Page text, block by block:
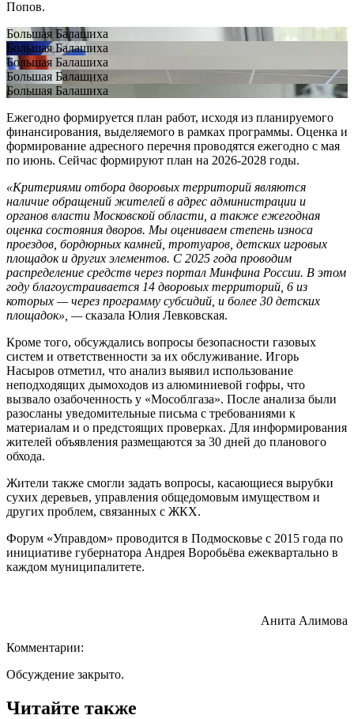
Попов.
Большая Балашиха
Большая Балашиха
Большая Балашиха
Большая Балашиха
Большая Балашиха
Ежегодно формируется план работ, исходя из планируемого
финансирования, выделяемого в рамках программы. Оценка и
формирование адресного перечня проводятся ежегодно с мая
по июнь. Сейчас формируют план на 2026-2028 годы.
«Критериями отбора дворовых территорий являются
наличие обращений жителей в адрес администрации и
органов власти Московской области, а также ежегодная
оценка состояния дворов. Мы оцениваем степень износа
проездов, бордюрных камней, тротуаров, детских игровых
площадок и других элементов. С 2025 года проводим
распределение средств через портал Минфина России. В этом
году благоустраивается 14 дворовых территорий, 6 из
которых — через программу субсидий, и более 30 детских
площадок», —сказала Юлия Левковская.
Кроме того, обсуждались вопросы безопасности газовых
систем и ответственности за их обслуживание. Игорь
Насыров отметил, что анализ выявил использование
неподходящих дымоходов из алюминиевой гофры, что
вызвало озабоченность у «Мособлгаза». После анализа были
разосланы уведомительные письма с требованиями к
материалам и о предстоящих проверках. Для информирования
жителей объявления размещаются за 30 дней до планового
обхода.
Жители также смогли задать вопросы, касающиеся вырубки
сухих деревьев, управления общедомовым имуществом и
других проблем, связанных с ЖКХ.
Форум «Управдом» проводится в Подмосковье с 2015 года по
инициативе губернатора Андрея Воробьёва ежеквартально в
каждом муниципалитете.
Анита Алимова
Комментарии:
Обсуждение закрыто.
Читайте также